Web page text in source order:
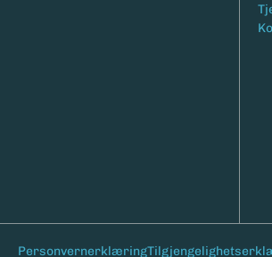
Bunntekst
Personvernerklæring